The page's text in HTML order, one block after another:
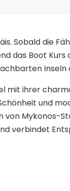
Sobald die
das Boot
Inseln
mit ihrer
und
von Mykonos-
verbindet